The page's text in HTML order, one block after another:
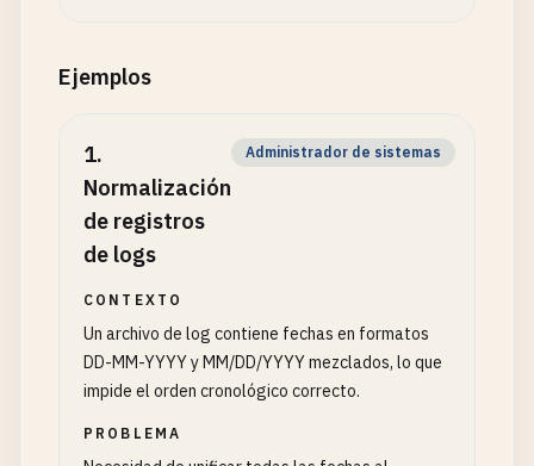
Ejemplos
1.
Normalización
de registros
de logs
Administrador de sistemas
CONTEXTO
Un archivo de log contiene fechas en formatos
DD-MM-YYYY y MM/DD/YYYY mezclados, lo que
impide el orden cronológico correcto.
PROBLEMA